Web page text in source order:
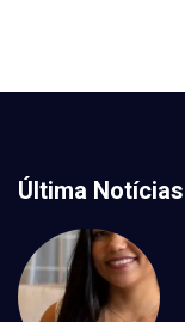
Última Notícias